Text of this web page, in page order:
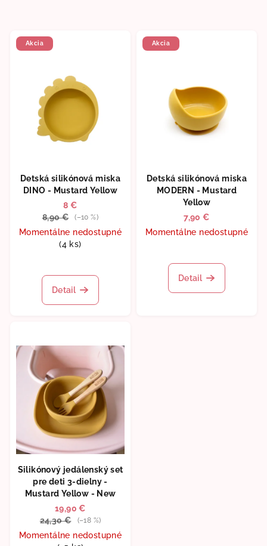
Akcia
Detská silikónová miska
DINO - Mustard Yellow
8 €
8,90 €
(–10 %)
Momentálne nedostupné
(4 ks)
Detail
Akcia
Detská silikónová miska
MODERN - Mustard
Yellow
7,90 €
Momentálne nedostupné
Detail
Silikónový jedálenský set
pre deti 3-dielny -
Mustard Yellow - New
19,90 €
24,30 €
(–18 %)
Momentálne nedostupné